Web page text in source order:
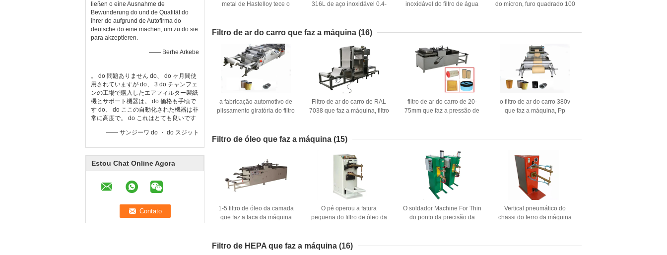
ließen o eine Ausnahme de
Bewunderung do und de Qualität do
ihrer do aufgrund de Autofirma do
deutsche do eine machen, um zu do sie
para akzeptieren.
—— Berhe Arkebe
。 do 問題ありません do、 do ヶ月間使
用されていますが do、 3 do チャンフェ
ンの工場で購入したエアフィルター製紙
機とサポート機器は。 do 価格も手頃で
す do、 do ここの自動化された機器は非
常に高度で。 do これはとても良いです
—— サンジーワ do ・ do スジット
Estou Chat Online Agora
metal de Hastelloy tece o
316L de aço inoxidável 0.4-
inoxidável do filtro de água
do mícron, furo quadrado 100
Filtro de ar do carro que faz a máquina (16)
a fabricação automotivo de
plissamento giratória do filtro
Filtro de ar do carro de RAL
7038 que faz a máquina, filtro
filtro de ar do carro de 20-
75mm que faz a pressão de
o filtro de ar do carro 380v
que faz a máquina, Pp
Filtro de óleo que faz a máquina (15)
1-5 filtro de óleo da camada
que faz a faca da máquina
O pé operou a fatura
pequena do filtro de óleo da
O soldador Machine For Thin
do ponto da precisão da
Vertical pneumático do
chassi do ferro da máquina
Filtro de HEPA que faz a máquina (16)